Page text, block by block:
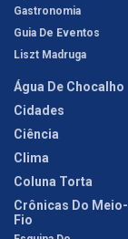
Gastronomia
Guia De Eventos
Liszt Madruga
Água De Chocalho
Cidades
Ciência
Clima
Coluna Torta
Crônicas Do Meio-
Fio